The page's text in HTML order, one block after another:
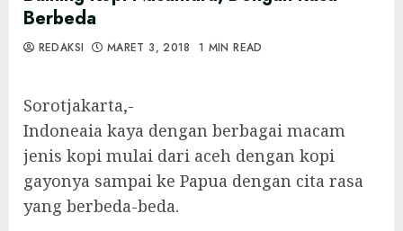
Berbeda
REDAKSI MARET 3, 2018 1 MIN READ
Sorotjakarta,-
Indoneaia kaya dengan berbagai macam
jenis kopi mulai dari aceh dengan kopi
gayonya sampai ke Papua dengan cita rasa
yang berbeda-beda.